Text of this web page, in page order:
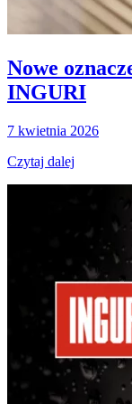
Nowe
INGURI
7 kwietnia 2026
Czytaj dalej